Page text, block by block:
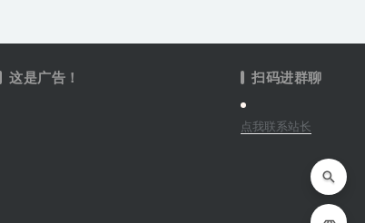
这是广告！ 扫码进群聊
点我联系站长